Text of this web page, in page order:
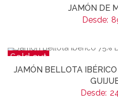
JAMÓN DE
Desde:
Sold out
JAMÓN BELLOTA
Desde: